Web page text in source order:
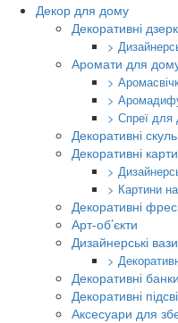
Декор для дому
Декоративні
>
Аромати для
>
>
> Спреї для
Декоративні
Декоративні
>
> Картини
Декоративні
Арт-об’єкти
Дизайнерські вази
>
Декоративні банки
Декоративні
Аксесуари для